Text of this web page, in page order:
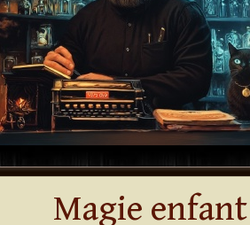
l'année avec notre Carte Prestige
deDani DaOrtiz en précommande
l'année avec notreCarte Prestige
deDani DaOrtiz en précommande
Magie enfant